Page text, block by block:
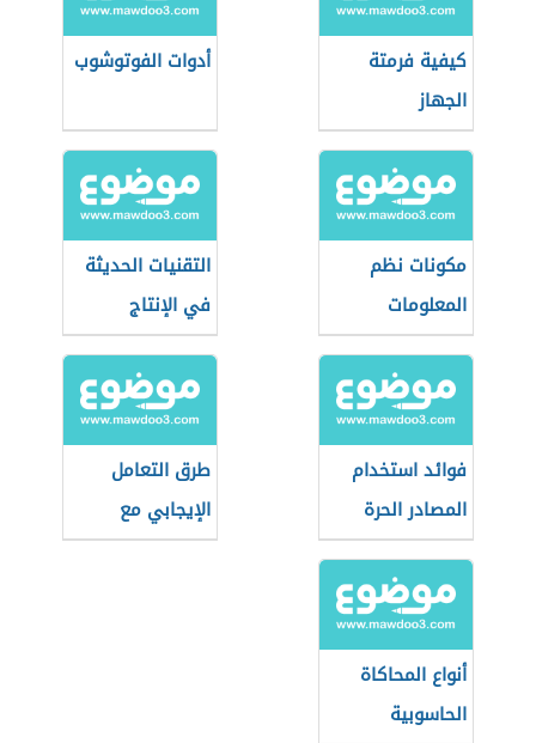
كيفية فرمتة
الجهاز
أدوات الفوتوشوب
مكونات نظم
المعلومات
التقنيات الحديثة
في الإنتاج
الحيواني
فوائد استخدام
المصادر الحرة
طرق التعامل
الإيجابي مع
وسائل الاتصال
أنواع المحاكاة
الحاسوبية